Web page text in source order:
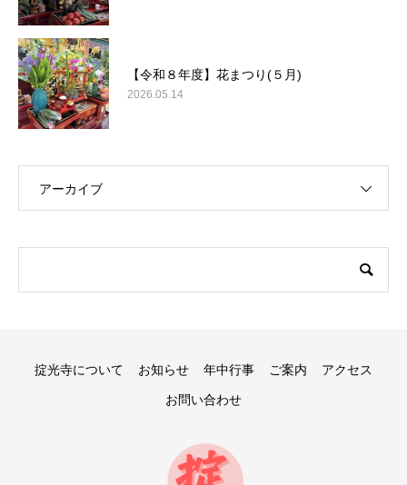
【令和８年度】花まつり(５月)
2026.05.14
アーカイブ
掟光寺について お知らせ 年中行事 ご案内 アクセス
お問い合わせ